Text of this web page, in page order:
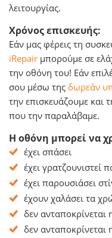
λειτουργίας.
Χρόνος επισκευής:
Εάν μας φέρεις τη
iRepair μπορούμε σε
την οθόνη του! Εάν
σου μέσω της δωρεάν
την επισκευάζουμε και
που την παραλάβαμε.
Η οθόνη μπορεί να
έχει σπάσει
έχει γρατζουνιστεί
έχει παρουσιάσει
έχουν χαλάσει τα
δεν
δεν ανταποκρίνεται